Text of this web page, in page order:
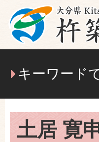
キーワード
土居 寛